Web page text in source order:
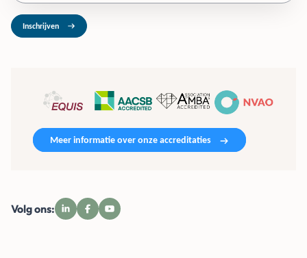
Inschrijven
Meer informatie over onze accreditaties
Volg ons: